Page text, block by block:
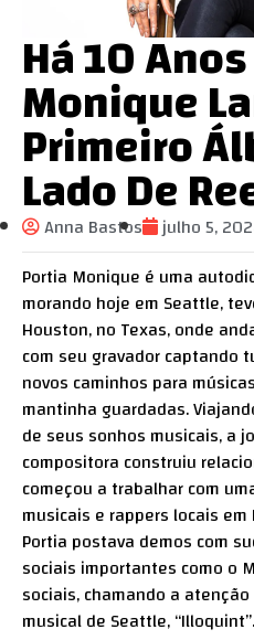
Há 10
Monique
Primeiro
Lado De
Anna Bastos
julho 5,
Portia Monique é uma
morando hoje em Seattle,
Houston, no Texas, onde
com seu gravador captando
novos caminhos para
mantinha guardadas.
de seus sonhos musicais, a
compositora construiu
começou a trabalhar com
musicais e rappers locais
Portia postava demos com
sociais importantes como o
sociais, chamando a
musical de Seattle, “Illoquint”.